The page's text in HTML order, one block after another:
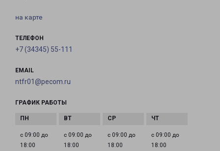
на карте
ТЕЛЕФОН
+7 (34345) 55-111
EMAIL
ntfr01@pecom.ru
ГРАФИК РАБОТЫ
с 09:00 до
18:00
с 09:00 до
18:00
с 09:00 до
18:00
с 09:00 до
18:00